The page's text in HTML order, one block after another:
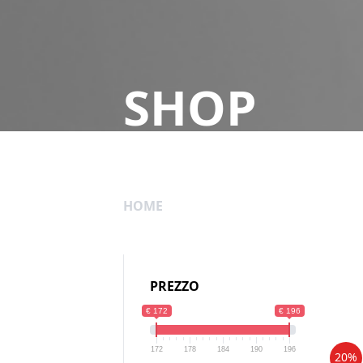
SHOP
HOME
PREZZO
€ 172 € 196
172 178 184 190 196 20%